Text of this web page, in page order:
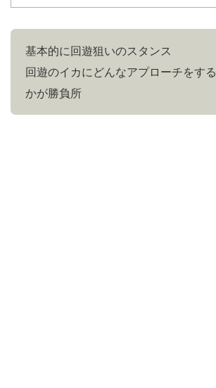
基本的に回遊狙いのスタンス
回遊のイカにどんなアプローチをする
かが勝負所